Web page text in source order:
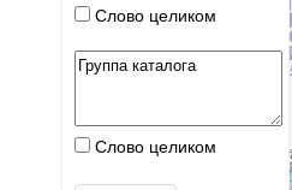
Слово целиком
Слово целиком